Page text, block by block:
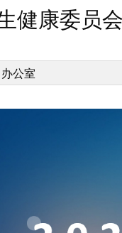
健康委员
公室